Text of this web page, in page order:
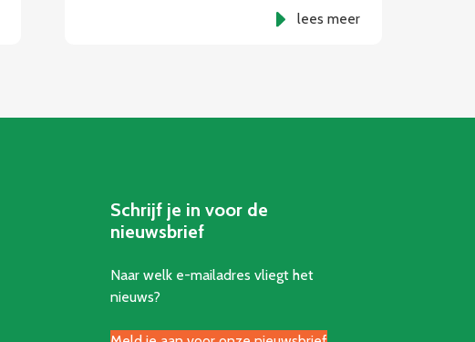
lees meer
Schrijf je in voor de
nieuwsbrief
Naar welk e-mailadres vliegt het
nieuws?